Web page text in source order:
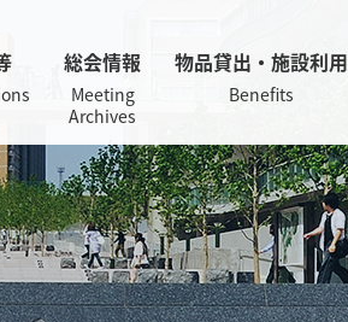
総会情報
Meeting
Archives
物品貸出・施設利用
Benefits